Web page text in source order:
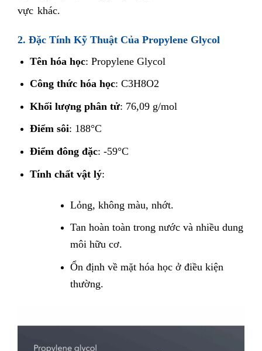
vực khác.
2. Đặc Tính Kỹ Thuật Của Propylene Glycol
Tên hóa học: Propylene Glycol
Công thức hóa học: C3H8O2
Khối lượng phân tử: 76,09 g/mol
Điểm sôi: 188°C
Điểm đông đặc: -59°C
Tính chất vật lý:
Lỏng, không màu, nhớt.
Tan hoàn toàn trong nước và nhiều dung
môi hữu cơ.
Ổn định về mặt hóa học ở điều kiện
thường.